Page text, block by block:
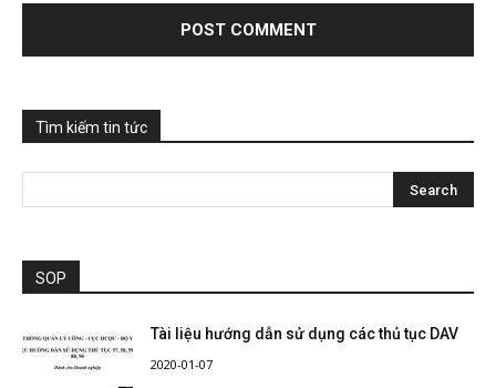
Tìm kiếm tin tức
SOP
Tài liệu hướng dẫn sử dụng các thủ tục DAV
2020-01-07